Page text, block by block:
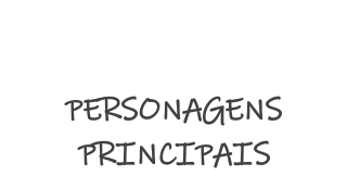
PERSONAGENS
PRINCIPAIS